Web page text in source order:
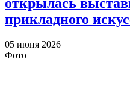
прикладного
05 июня 2026
Фото